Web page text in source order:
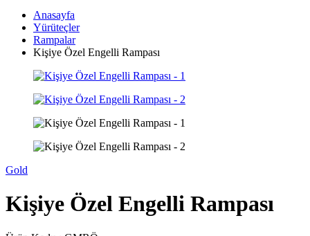
Anasayfa
Yürüteçler
Rampalar
Kişiye Özel Engelli Rampası
Gold
Kişiye Özel Engelli Rampası